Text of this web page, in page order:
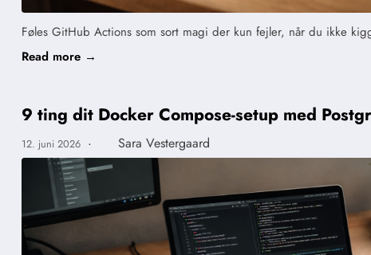
Føles GitHub Actions som sort magi der kun fejler, når du ikke
Read more →
9 ting dit Docker Compose-setup med
12. juni 2026 · Sara Vestergaard